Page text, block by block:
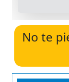
No te